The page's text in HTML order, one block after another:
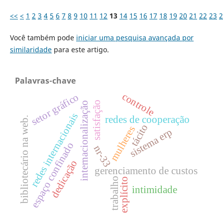
<< < 1 2 3 4 5 6 7 8 9 10 11 12 13 14 15 16 17 18 19 20 21 22 23
Você também pode iniciar uma pesquisa avançada por
similaridadepara este artigo.
Palavras-chave
gerenciamento de custos
internacionalização
redes internacionais redes de cooperação
tácito
explícito
espaço confinado
bibliotecário na web. intimidade
nr-33
dedicação
sistema erp
setor gráfico controle
satisfação
trabalho
mulheres